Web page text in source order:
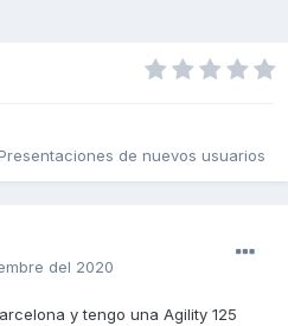
de nuevos usuarios
del 2020
y tengo una Agility 125